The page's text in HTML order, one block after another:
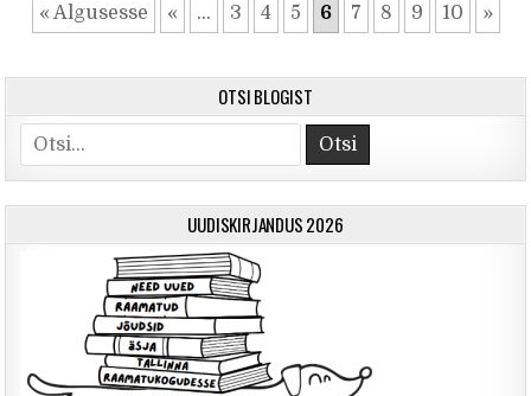
« Algusesse « ... 3 4 5 6 7 8 9 10 »
OTSI BLOGIST
Otsi
UUDISKIRJANDUS 2026